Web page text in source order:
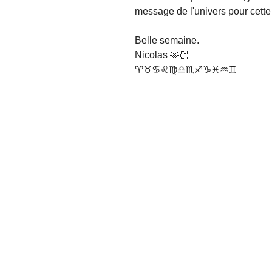
message de l'univers pour
Belle semaine.
Nicolas 🫶🏻
♈♉♋♌♍♎♏♐♑♓♒♊